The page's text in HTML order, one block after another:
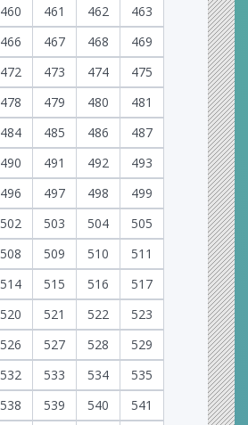
460 461 462
463
466 467 468
469
472 473 474
475
478 479 480
481
484 485 486
487
490 491 492
493
496 497 498
499
502 503 504
505
508 509 510
511
514 515 516
517
520 521 522
523
526 527 528
529
532 533 534
535
538 539 540
541